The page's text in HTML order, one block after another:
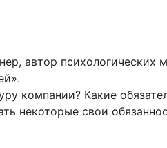
автор психологических
компании? Какие
некоторые свои